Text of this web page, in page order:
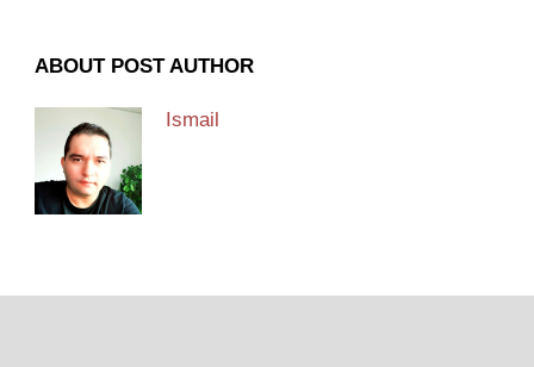
ABOUT POST AUTHOR
Ismail